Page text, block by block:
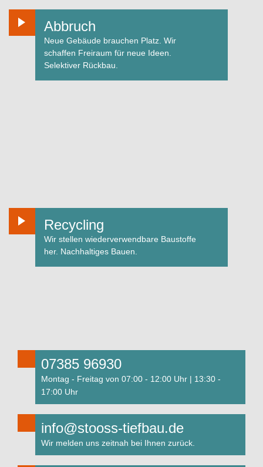
Abbruch
Neue Gebäude brauchen Platz. Wir
schaffen Freiraum für neue Ideen.
Selektiver Rückbau.
Recycling
Wir stellen wiederverwendbare Baustoffe
her. Nachhaltiges Bauen.
07385 96930
Montag - Freitag von 07:00 - 12:00 Uhr | 13:30 -
17:00 Uhr
info@stooss-tiefbau.de
Wir melden uns zeitnah bei Ihnen zurück.